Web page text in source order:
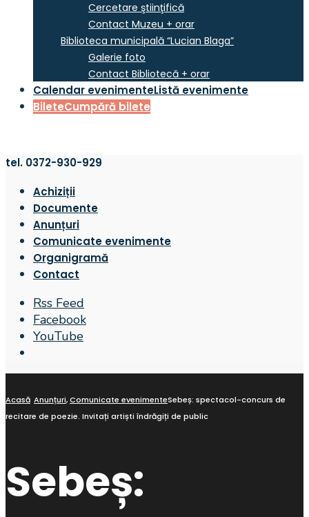
Cercetare ştiinţifică
Contact Muzeu + orar
Biblioteca municipală “Lucian Blaga”
Galerie foto
Contact Bibliotecă + orar
Calendar evenimenteListă evenimente
BileteCumpără bilete
tel. 0372-930-929
Achiziții
Documente
Anunțuri
Comunicate evenimente
Organigramă
Contact
Rss Feed
Facebook
YouTube
Search
Acasă Anunțuri,Comunicate evenimenteSebeș: spectacol-concurs de
recitare de poezie. Invitați artiști îndrăgiți de public
Sebeș: